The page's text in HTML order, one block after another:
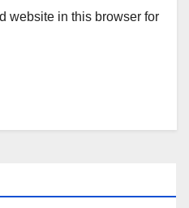
website in this browser for